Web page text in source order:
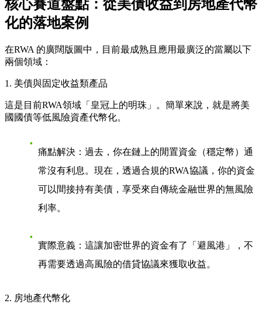
核心賽道盤點：從美債收益到房地產代幣
化的落地案例
在RWA 的廣闊版圖中，目前最成熟且應用最廣泛的當屬以下
兩個領域：
1. 美債與固定收益類產品
這是目前RWA領域「皇冠上的明珠」。簡單來說，就是將美
國國債等低風險資產代幣化。
痛點解決 ：過去，你在鏈上的閒置資金（穩定幣）通
常沒有利息。現在，透過合規的RWA協議，你的資金
可以間接持有美債，享受來自傳統金融世界的無風險
利率。
實際意義 ：這讓加密世界的資金有了「避風港」，不
再需要透過高風險的借貸協議來獲取收益。
2. 房地產代幣化